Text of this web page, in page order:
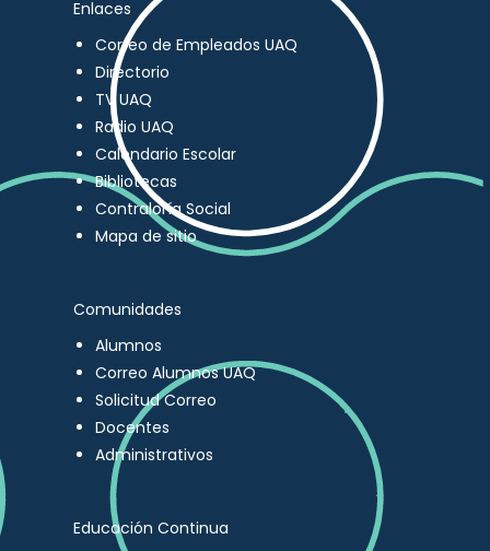
Enlaces
Correo de Empleados UAQ
Directorio
TV UAQ
Radio UAQ
Calendario Escolar
Bibliotecas
Contraloría Social
Mapa de sitio
Comunidades
Alumnos
Correo Alumnos UAQ
Solicitud Correo
Docentes
Administrativos
Educación Continua